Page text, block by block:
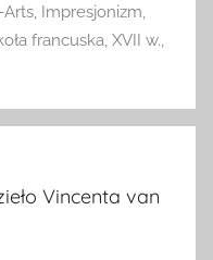
, Impresjonizm,
francuska, XVII w.,
Vincenta van